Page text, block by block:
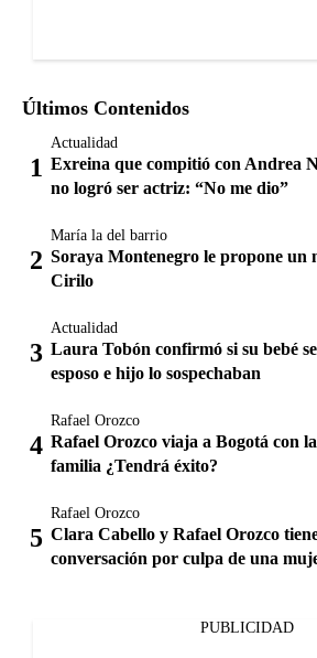
Últimos Contenidos
Actualidad
Exreina que compitió con Andrea
no logró ser actriz: “No me dio”
María la del barrio
Soraya Montenegro le propone un
Cirilo
Actualidad
Laura Tobón confirmó si su bebé
esposo e hijo lo sospechaban
Rafael Orozco
Rafael Orozco viaja a Bogotá con
familia ¿Tendrá éxito?
Rafael Orozco
Clara Cabello y Rafael Orozco
conversación por culpa de una
PUBLICIDAD